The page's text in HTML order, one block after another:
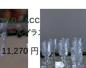
OLD BACCARAT リキ
ュールグラス Fc-3050
A
11,270 円